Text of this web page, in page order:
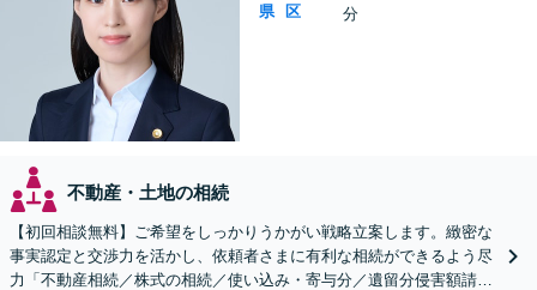
県
区
分
不動産・土地の相続
【初回相談無料】ご希望をしっかりうかがい戦略立案します。緻密な
事実認定と交渉力を活かし、依頼者さまに有利な相続ができるよう尽
力「不動産相続／株式の相続／使い込み・寄与分／遺留分侵害額請求